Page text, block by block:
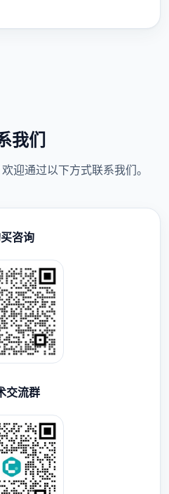
我们
迎通过以下方式联系我们。
咨询
交流群